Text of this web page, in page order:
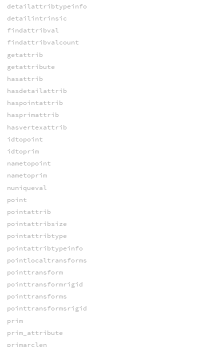
detailattribtypeinfo
detailintrinsic
findattribval
findattribvalcount
getattrib
getattribute
hasattrib
hasdetailattrib
haspointattrib
hasprimattrib
hasvertexattrib
idtopoint
idtoprim
nametopoint
nametoprim
nuniqueval
point
pointattrib
pointattribsize
pointattribtype
pointattribtypeinfo
pointlocaltransforms
pointtransform
pointtransformrigid
pointtransforms
pointtransformsrigid
prim
prim_attribute
primarclen